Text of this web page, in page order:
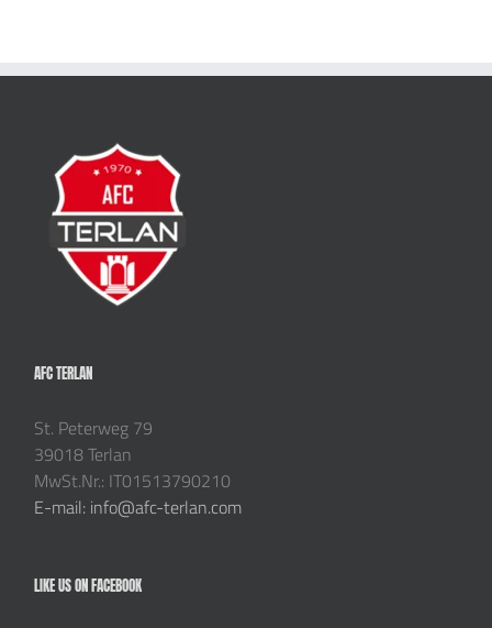
AFC TERLAN
St. Peterweg 79
39018 Terlan
MwSt.Nr.: IT01513790210
E-mail: info@afc-terlan.com
LIKE US ON FACEBOOK